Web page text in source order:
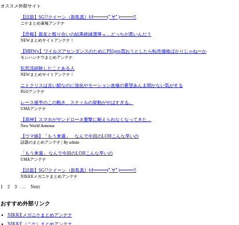
オススメ外部サイト
【話題】SG!?クイーン（新島真）ｷﾀ━━━(ﾟ∀ﾟ)━━━!!
ニケまとめ速報アンテナ
【悲報】親友と殴り合いの結果絶縁濃厚→…どっちが悪いんだ？
NEWまとめサイトアンテナ！
【MHWs】ワイルズアセンダンスのためにPS5pro買おうとしたら転売価格ばかりじゃねーか
モンハンナウまとめアンテナ
乱気流経験したことある人
NEWまとめサイトアンテナ！
ニトクリスは古い鯖なのに強化やモーション改修の要望あんま聞かない気がする
FGOアンテナ
レース後半のこの動き、スティルの挙動がやばすぎる。
UMAアンテナ
【原神】スマホがサンドローネ重撃に耐えられなくなってきた…
New World Antenna
【ウマ娘】「もう来週」 なんで今回のLOHこんな早いの
話題のまとめアンテナ By admin
「もう来週」 なんで今回のLOHこんな早いの
UMAアンテナ
【話題】SG!?クイーン（新島真）ｷﾀ━━━(ﾟ∀ﾟ)━━━!!
NIKKEメガニケまとめアンテナ
1 2 3 Next
おすすめ外部リンク
NIKKEメガニケまとめアンテナ